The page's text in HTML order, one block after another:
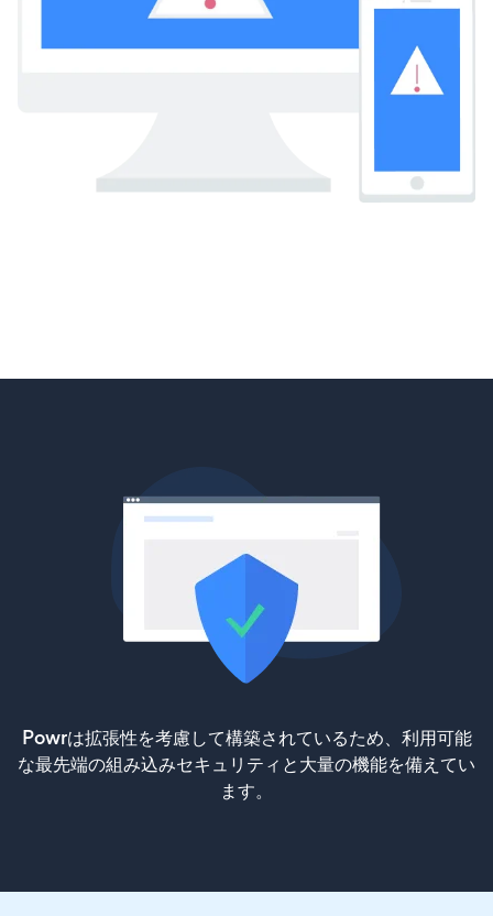
Powrは拡張性を考慮して構築されているため、利用可能
な最先端の組み込みセキュリティと大量の機能を備えてい
ます。